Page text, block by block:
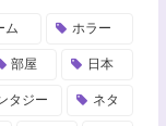
ム ホラー
部屋 日本
タジー ネタ